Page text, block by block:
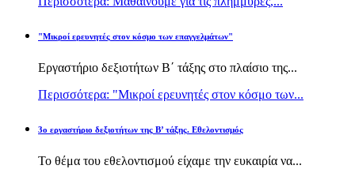
"Μικροί ερευνητές στον κόσμο των επαγγελμάτων"
Εργαστήριο δεξιοτήτων Β΄ τάξης στο πλαίσιο της...
Περισσότερα: "Μικροί ερευνητές στον κόσμο των...
3ο εργαστήριο δεξιοτήτων της Β’ τάξης. Εθελοντισμός
Το θέμα του εθελοντισμού είχαμε την ευκαιρία να...